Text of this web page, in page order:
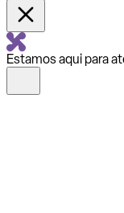
Estamos aqui para